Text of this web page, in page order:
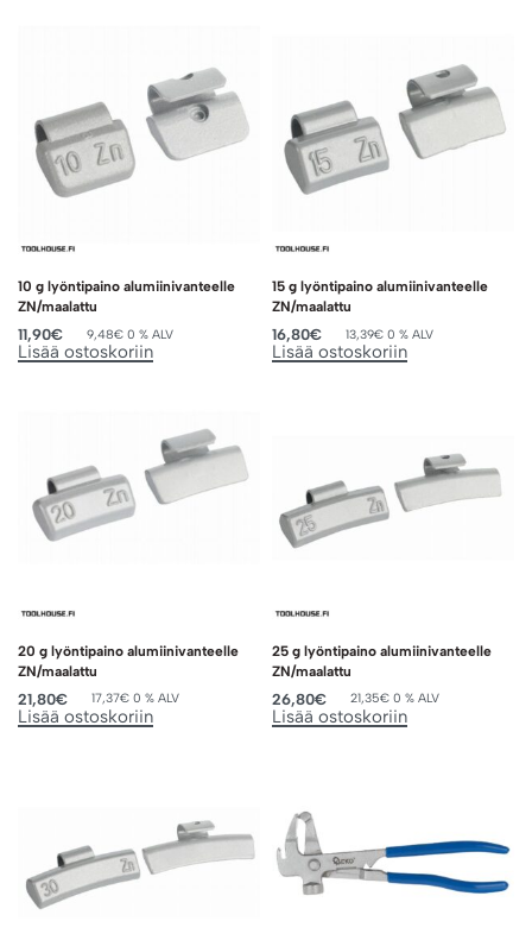
10 g lyöntipaino alumiinivanteelle
ZN/maalattu
11,90€ 9,48€ 0 % ALV
Lisää ostoskoriin
15 g lyöntipaino alumiinivanteelle
ZN/maalattu
16,80€ 13,39€ 0 % ALV
Lisää ostoskoriin
20 g lyöntipaino alumiinivanteelle
ZN/maalattu
21,80€ 17,37€ 0 % ALV
Lisää ostoskoriin
25 g lyöntipaino alumiinivanteelle
ZN/maalattu
26,80€ 21,35€ 0 % ALV
Lisää ostoskoriin